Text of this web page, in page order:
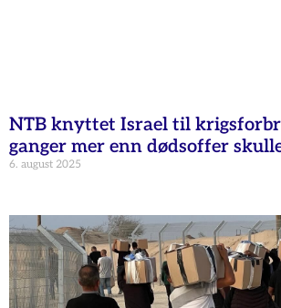
NTB knyttet Israel til
ganger mer enn dødsoffer
6. august 2025